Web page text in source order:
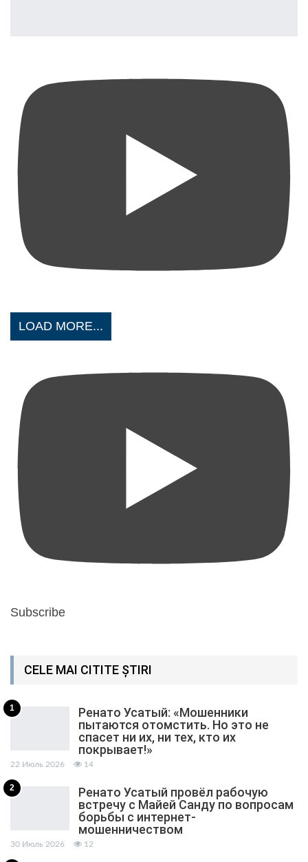
LOAD MORE...
Subscribe
CELE MAI CITITE ȘTIRI
1
Ренато Усатый: «Мошенники
пытаются отомстить. Но это не
спасет ни их, ни тех, кто их
покрывает!»
22 Июль 2026 14
2
Ренато Усатый провёл рабочую
встречу с Майей Санду по вопросам
борьбы с интернет-
мошенничеством
30 Июль 2026 12